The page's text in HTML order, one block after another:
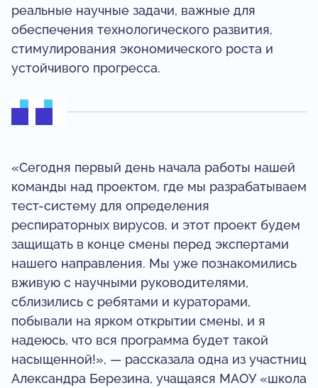
реальные научные задачи, важные для
обеспечения технологического развития,
стимулирования экономического роста и
устойчивого прогресса.
«Сегодня первый день начала работы нашей
команды над проектом, где мы разрабатываем
тест-систему для определения
респираторных вирусов, и этот проект будем
защищать в конце смены перед экспертами
нашего направления. Мы уже познакомились
вживую с научными руководителями,
сблизились с ребятами и кураторами,
побывали на ярком открытии смены, и я
надеюсь, что вся программа будет такой
насыщенной!», — рассказала одна из участниц
Александра Березина, учащаяся МАОУ «школа